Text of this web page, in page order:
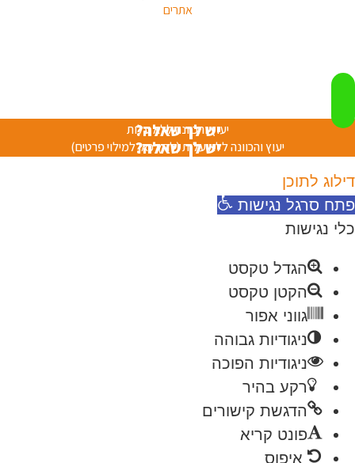
אתרים
יש לך שאלה?
יעוץ והכוונה ללא עלות
יש לך שאלה?
יעוץ והכוונה ללא עלות (לחץ כאן למילוי פרטים)
דילוג לתוכן
פתח סרגל נגישות
כלי נגישות
הגדל טקסט
הקטן טקסט
גווני אפור
ניגודיות גבוהה
ניגודיות הפוכה
רקע בהיר
הדגשת קישורים
פונט קריא
איפוס